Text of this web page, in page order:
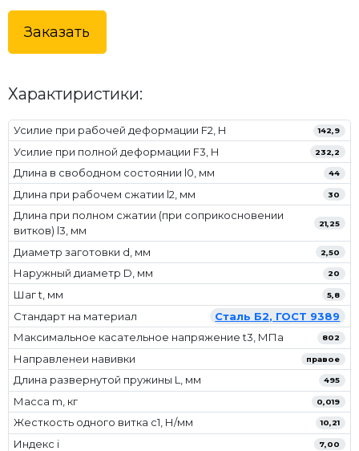
Заказать
Характиристики:
Усилие при рабочей деформации F2, Н 142,9
Усилие при полной деформации F3, Н 232,2
Длина в свободном состоянии l0, мм 44
Длина при рабочем сжатии l2, мм 30
Длина при полном сжатии (при соприкосновении
витков) l3, мм
21,25
Диаметр заготовки d, мм 2,50
Наружный диаметр D, мм 20
Шаг t, мм 5,8
Стандарт на материал
Сталь Б2, ГОСТ 9389
Максимальное касательное напряжение t3, МПа
802
Направленеи навивки правое
Длина развернутой пружины L, мм 495
Масса m, кг 0,019
Жесткость одного витка c1, Н/мм 10,21
Индекс i 7,00